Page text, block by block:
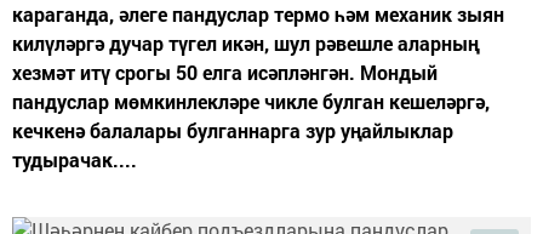
караганда, әлеге пандуслар термо һәм механик зыян
килүләргә дучар түгел икән, шул рәвешле аларның
хезмәт итү срогы 50 елга исәпләнгән. Мондый
пандуслар мөмкинлекләре чикле булган кешеләргә,
кечкенә балалары булганнарга зур уңайлыклар
тудырачак....